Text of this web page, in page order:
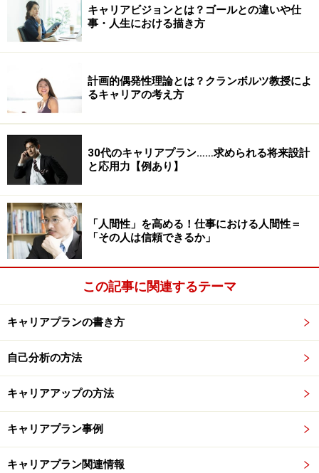
スーパーは、私たちが経験する代表的な役割として以下
を紹介しています。
●子ども
●学生（学ぶ人）
●労働者（職業人）
●配偶者
●家庭人（家事全般をする人）
●親
●余暇を楽しむ人
人によって、これらの役割全部を経験する人、一部分を
す。最近では「年金生活者」などを加えることもありま
す。
例えば、「子ども」は私たちの誰もが経験する役割の一
つです。
誕生からしばらくの間は「養育」される時期、反対に介
キャリアビジョンとは？ゴールとの違いや仕
事・人生における描き方
計画的偶発性理論とは？クランボルツ教授によ
るキャリアの考え方
30代のキャリアプラン……求められる将来設計
と応用力【例あり】
「人間性」を高める！仕事における人間性＝
「その人は信頼できるか」
この記事に関連するテーマ
キャリアプランの書き方
自己分析の方法
キャリアアップの方法
キャリアプラン事例
キャリアプラン関連情報